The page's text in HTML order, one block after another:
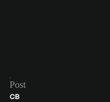
Post
CB